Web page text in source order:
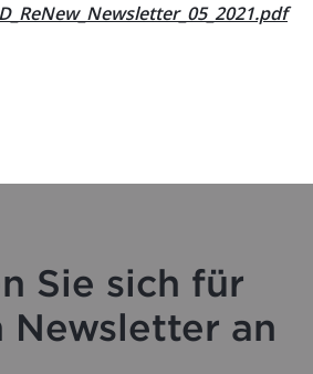
Sie sich für
Newsletter an